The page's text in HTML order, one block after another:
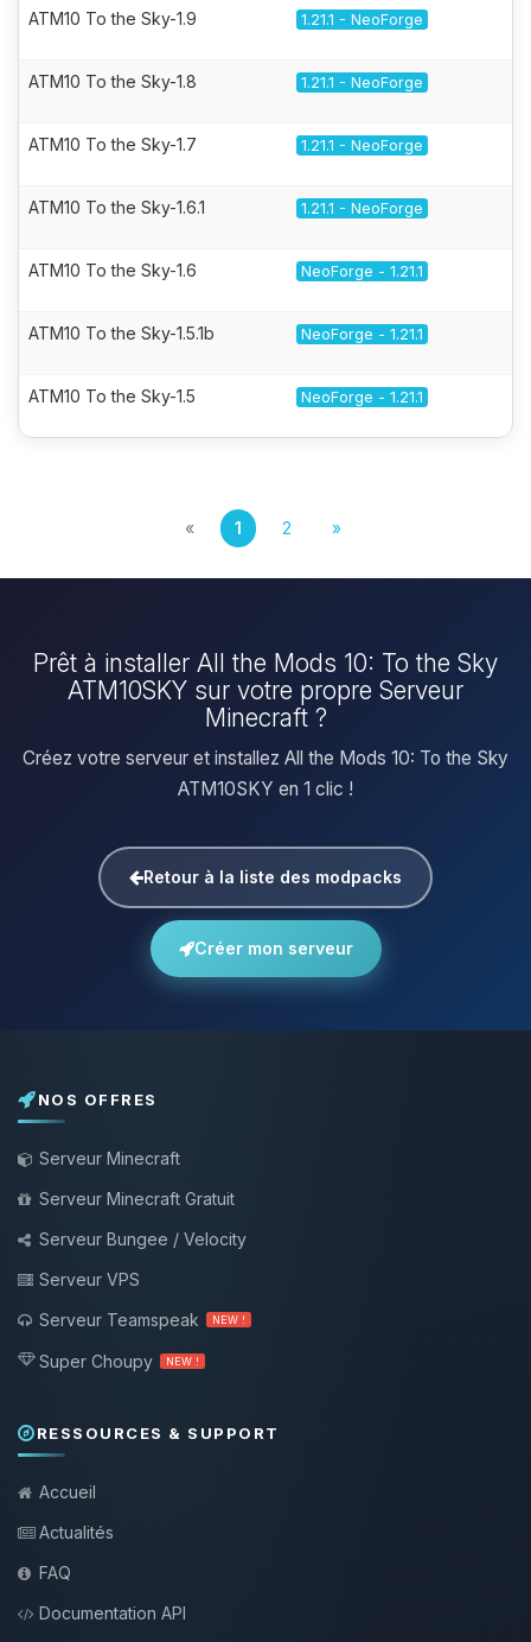
ATM10 To the Sky-1.9 1.21.1 - NeoForge
ATM10 To the Sky-1.8 1.21.1 - NeoForge
ATM10 To the Sky-1.7 1.21.1 - NeoForge
ATM10 To the Sky-1.6.1 1.21.1 - NeoForge
ATM10 To the Sky-1.6 NeoForge - 1.21.1
ATM10 To the Sky-1.5.1b NeoForge - 1.21.1
ATM10 To the Sky-1.5 NeoForge - 1.21.1
« 1 2 »
Prêt à installer All the Mods 10: To the Sky
ATM10SKY sur votre propre Serveur
Minecraft ?
Créez votre serveur et installez All the Mods 10: To the Sky
ATM10SKY en 1 clic !
Retour à la liste des modpacks
Créer mon serveur
NOS OFFRES
Serveur Minecraft
Serveur Minecraft Gratuit
Serveur Bungee / Velocity
Serveur VPS
Serveur Teamspeak
NEW !
Super Choupy NEW !
RESSOURCES & SUPPORT
Accueil
Actualités
FAQ
Documentation API